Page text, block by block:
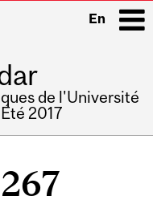
En
de l'Université
2017